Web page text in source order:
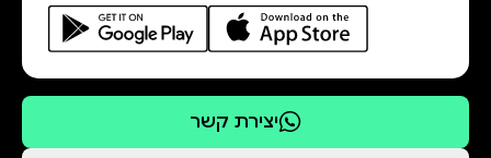
יצירת קשר